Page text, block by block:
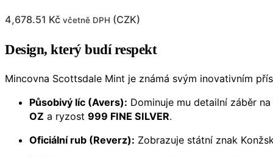
4,678.51 Kč včetně DPH (CZK)
Design, který budí respekt
Mincovna Scottsdale Mint je známá svým inovativním
Působivý líc (Avers): Dominuje mu detailní záběr
OZ a ryzost 999 FINE SILVER.
Oficiální rub (Reverz): Zobrazuje státní znak